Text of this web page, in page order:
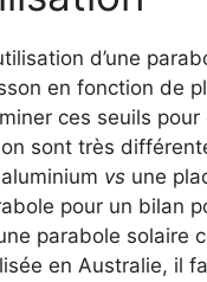
d’une
en fonction de
ces seuils
sont très
vs une
pour un bilan
parabole solaire
en Australie, il